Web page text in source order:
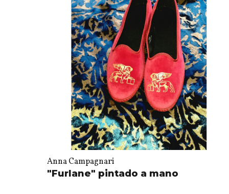
Anna Campagnari
"Furlane" pintado a mano